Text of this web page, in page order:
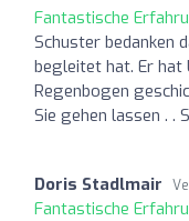
Fantastische
Schuster bedanken
begleitet hat. Er hat
Regenbogen
Sie gehen lassen .
Doris Stadlmair
Fantastische